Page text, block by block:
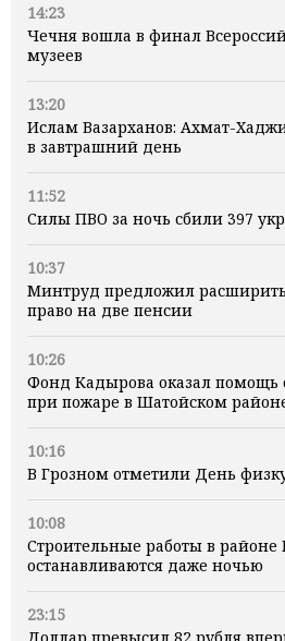
14:23
Чечня вошла в финал
музеев
13:20
Ислам Вазарханов: Ахмат-
в завтрашний день
11:52
Силы ПВО за ночь сбили 397
10:37
Минтруд предложил
право на две пенсии
10:26
Фонд Кадырова оказал помощь
при пожаре в Шатойском
10:16
В Грозном отметили День
10:08
Строительные работы в районе
останавливаются даже ночью
23:15
Доллар превысил 82 рубля